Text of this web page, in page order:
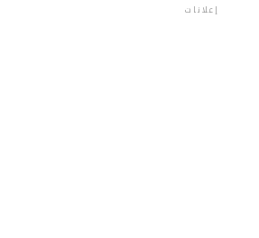
إعلانات